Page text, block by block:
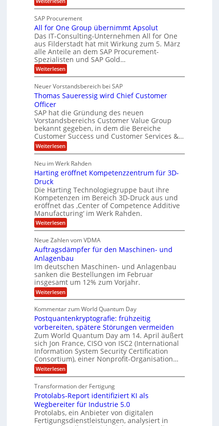
e
e
i
F
S
e
z
i
a
l
i
s
t
J
u
i
a
H
u
b
r
h
l
t
6
5
M
i
l
l
i
o
n
e
U
S
-
D
o
l
l
r
p
n
e
n
n
t
C
T
O
V
P
S
a
l
e
s
n
g
i
n
e
r
i
n
g
f
ü
r
E
M
E
A
u
n
d
L
a
t
e
i
n
O
-
S
e
c
u
r
i
t
y
y
s
e
m
S
t
e
l
l
r
i
e
r
s
i
o
n
3
.
2
SAP Procurement
All for One Group übernimmt Apsolut
Das IT-Consulting-Unternehmen All for One
aus Filderstadt hat mit Wirkung zum 5. März
alle Anteile an dem SAP Procurement-
Spezialisten und SAP Gold…
Weiterlesen:
A
l
f
r
O
n
e
G
r
o
p
ü
b
r
n
i
m
m
t
A
p
s
o
l
u
t
Neuer Vorstandsbereich bei SAP
Thomas Saueressig wird Chief Customer
Officer
SAP hat die Gründung des neuen
Vorstandsbereichs Customer Value Group
bekannt gegeben, in dem die Bereiche
Customer Success und Customer Services &…
Weiterlesen:
T
o
m
S
a
u
e
r
e
s
i
w
i
r
d
C
h
e
f
C
u
s
t
o
m
e
r
O
ff
c
e
Neu im Werk Rahden
Harting eröffnet Kompetenzzentrum für 3D-
Druck
Die Harting Technologiegruppe baut ihre
Kompetenzen im Bereich 3D-Druck aus und
eröffnet das ‚Center of Competence Additive
Manufacturing‘ im Werk Rahden.
Weiterlesen:
H
r
t
i
n
g
e
r
ö
f
n
e
t
K
o
m
p
e
t
e
n
z
e
n
t
r
Neue Zahlen vom VDMA
Auftragsdämpfer für den Maschinen- und
Anlagenbau
Im deutschen Maschinen- und Anlagenbau
sanken die Bestellungen im Februar
insgesamt um 12% zum Vorjahr.
Weiterlesen:
A
f
t
r
a
g
s
d
ä
m
p
e
f
ü
r
d
Kommentar zum World Quantum Day
Postquantenkryptografie: frühzeitig
vorbereiten, spätere Störungen vermeiden
Zum World Quantum Day am 14. April äußert
sich Jon France, CISO von ISC2 (International
Information System Security Certification
Consortium), einer Nonprofit-Organisation…
Weiterlesen:
P
s
t
q
u
a
n
Transformation der Fertigung
Protolabs-Report identifiziert KI als
Wegbereiter für Industrie 5.0
Protolabs, ein Anbieter von digitalen
Fertigungsdienstleistungen, analysiert in